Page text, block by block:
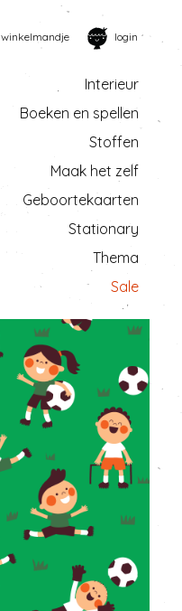
winkelmandje login
Interieur
Boeken en spellen
Stoffen
Maak het zelf
Geboortekaarten
Stationary
Thema
Sale